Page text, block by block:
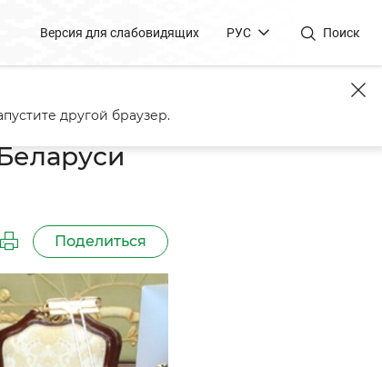
Версия для слабовидящих РУС Поиск
Поделиться
другой браузер.